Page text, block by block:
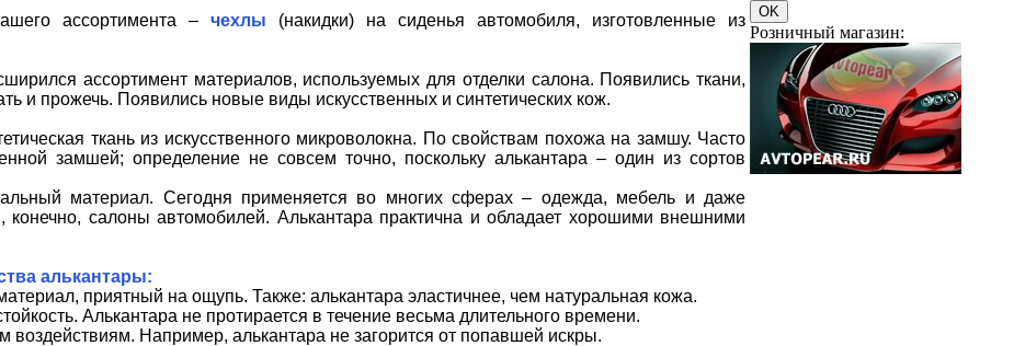
ассортимента – чехлы (накидки) на сиденья автомобиля, изготовленные из
ассортимент материалов, используемых для отделки салона. Появились ткани,
и прожечь. Появились новые виды искусственных и синтетических кож.
ткань из искусственного микроволокна. По свойствам похожа на замшу. Часто
замшей; определение не совсем точно, поскольку алькантара – один из сортов
материал. Сегодня применяется во многих сферах – одежда, мебель и даже
салоны автомобилей. Алькантара практична и обладает хорошими внешними
алькантары:
приятный на ощупь. Также: алькантара эластичнее, чем натуральная кожа.
Алькантара не протирается в течение весьма длительного времени.
воздействиям. Например, алькантара не загорится от попавшей искры.
Розничный магазин: